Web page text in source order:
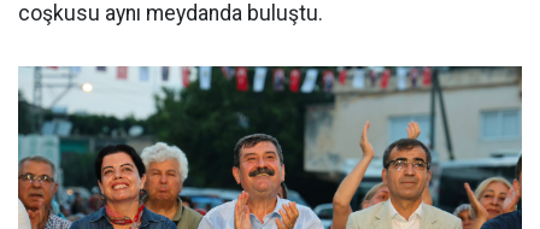
coşkusu aynı meydanda buluştu.